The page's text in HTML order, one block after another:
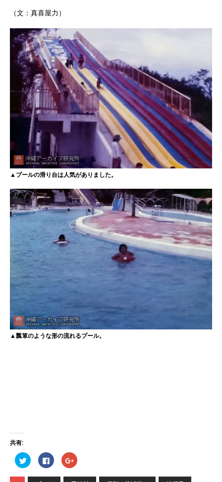
（文：真喜屋力）
▲プールの滑り台は人気がありました。
▲瓢箪のような形の流れるプール。
共有:
ク
リ
ク
F
a
e
ク
リ
ク